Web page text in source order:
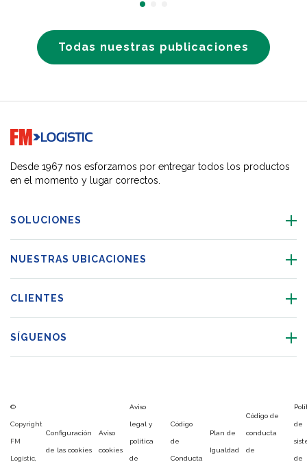
Todas nuestras publicaciones
Go to home page
Desde 1967 nos esforzamos por entregar todos los productos
en el momento y lugar correctos.
SOLUCIONES
NUESTRAS UBICACIONES
CLIENTES
SÍGUENOS
©
Copyright
FM
Logistic,
Configuración
de las cookies
Aviso
cookies
Aviso
legal y
política
de
Código
de
Conducta
Plan de
Igualdad
Código de
conducta
de
de
de